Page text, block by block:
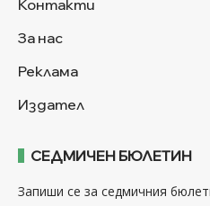
Контакти
За нас
Реклама
Издател
СЕДМИЧЕН БЮЛЕТИН
Запиши се за седмичния